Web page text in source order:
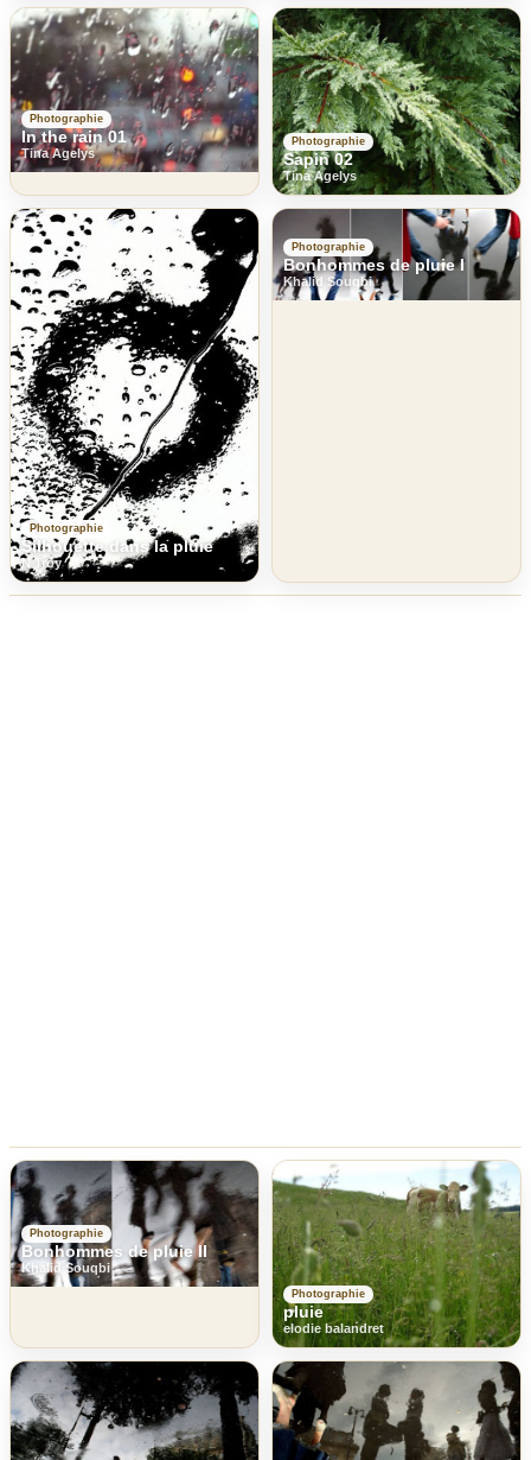
Photographie
In the rain 01
Tina Agelys
Photographie
Sapin 02
Tina Agelys
Photographie
Silhouette dans la pluie
N Troy
Photographie
Bonhommes de pluie I
Khalid Souqbi
Photographie
Bonhommes de pluie II
Khalid Souqbi
Photographie
pluie
elodie balandret